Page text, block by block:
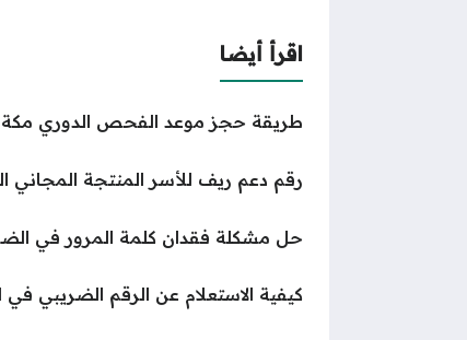
اقرأ أيضا
طريقة حجز موعد الفحص الدوري مكة 1446
رقم دعم ريف للأسر المنتجة المجاني
حل مشكلة فقدان كلمة المرور في
كيفية الاستعلام عن الرقم الضريبي في